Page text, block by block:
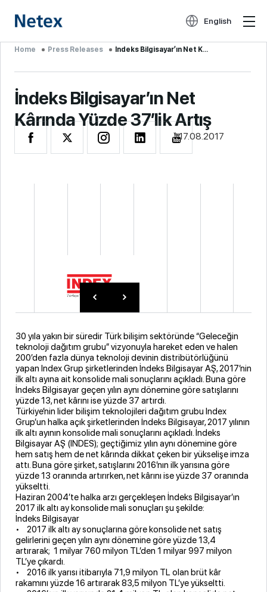
English
Home Press Releases İndeks Bilgisayar’ın Net K...
İndeks Bilgisayar’ın Net
Kârında Yüzde 37’lik Artış
17.08.2017
30 yıla yakın bir süredir Türk bilişim sektöründe “Geleceğin
teknoloji dağıtım grubu” vizyonuyla hareket eden ve halen
200’den fazla dünya teknoloji devinin distribütörlüğünü
yapan Index Grup şirketlerinden İndeks Bilgisayar AŞ, 2017’nin
ilk altı ayına ait konsolide mali sonuçlarını açıkladı. Buna göre
İndeks Bilgisayar geçen yılın aynı dönemine göre satışlarını
yüzde 13, net kârını ise yüzde 37 artırdı.
Türkiye’nin lider bilişim teknolojileri dağıtım grubu Index
Grup’un halka açık şirketlerinden İndeks Bilgisayar, 2017 yılının
ilk altı ayının konsolide mali sonuçlarını açıkladı. İndeks
Bilgisayar AŞ (INDES); geçtiğimiz yılın aynı dönemine göre
hem satış hem de net kârında dikkat çeken bir yükselişe imza
attı. Buna göre şirket, satışlarını 2016’nın ilk yarısına göre
yüzde 13 oranında artırırken, net kârını ise yüzde 37 oranında
yükseltti.
Haziran 2004’te halka arzı gerçekleşen İndeks Bilgisayar’ın
2017 ilk altı ay konsolide mali sonuçları şu şekilde:
İndeks Bilgisayar
• 2017 ilk altı ay sonuçlarına göre konsolide net satış
gelirlerini geçen yılın aynı dönemine göre yüzde 13,4
artırarak; 1 milyar 760 milyon TL’den 1 milyar 997 milyon
TL’ye çıkardı.
• 2016 ilk yarısı itibarıyla 71,9 milyon TL olan brüt kâr
rakamını yüzde 16 artırarak 83,5 milyon TL’ye yükseltti.